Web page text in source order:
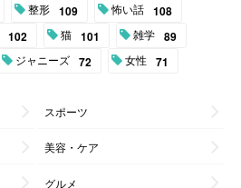
整形 109 怖い話 108
102 猫 101 雑学 89
ジャニーズ 72 女性 71
スポーツ
美容・ケア
グルメ